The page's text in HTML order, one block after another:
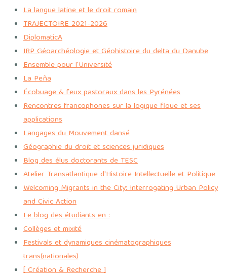
La langue latine et le droit romain
TRAJECTOIRE 2021-2026
DiplomaticA
IRP Géoarchéologie et Géohistoire du delta du Danube
Ensemble pour l'Université
La Peña
Écobuage & feux pastoraux dans les Pyrénées
Rencontres francophones sur la logique floue et ses
applications
Langages du Mouvement dansé
Géographie du droit et sciences juridiques
Blog des élus doctorants de TESC
Atelier Transatlantique d'Histoire Intellectuelle et Politique
Welcoming Migrants in the City: Interrogating Urban Policy
and Civic Action
Le blog des étudiants en :
Collèges et mixité
Festivals et dynamiques cinématographiques
trans(nationales)
[ Création & Recherche ]